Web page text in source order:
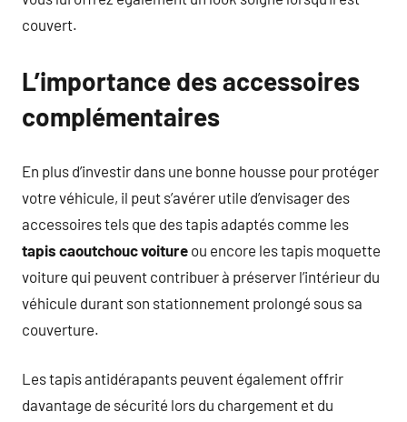
couvert.
L’importance des accessoires
complémentaires
En plus d’investir dans une bonne housse pour protéger
votre véhicule, il peut s’avérer utile d’envisager des
accessoires tels que des tapis adaptés comme les
tapis caoutchouc voiture ou encore les tapis moquette
voiture qui peuvent contribuer à préserver l’intérieur du
véhicule durant son stationnement prolongé sous sa
couverture.
Les tapis antidérapants peuvent également offrir
davantage de sécurité lors du chargement et du